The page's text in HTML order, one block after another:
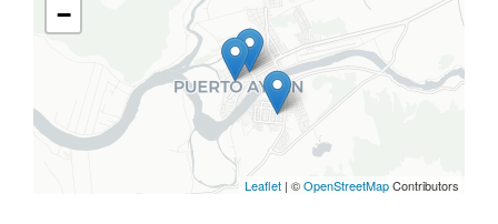
−
Leaflet | ©OpenStreetMapContributors